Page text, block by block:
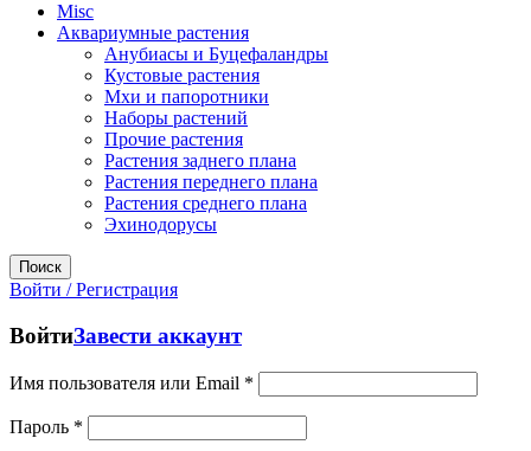
Misc
Аквариумные растения
Анубиасы и Буцефаландры
Кустовые растения
Мхи и папоротники
Наборы растений
Прочие растения
Растения заднего плана
Растения переднего плана
Растения среднего плана
Эхинодорусы
Поиск
Войти / Регистрация
ВойтиЗавести аккаунт
Имя пользователя или Email *
Пароль *